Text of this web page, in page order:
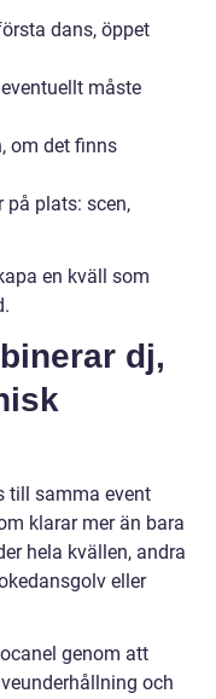
dans, öppet
måste
om det finns
på plats: scen,
en kväll som
dj,
till samma event
klarar mer än bara
hela kvällen, andra
eller
genom att
och